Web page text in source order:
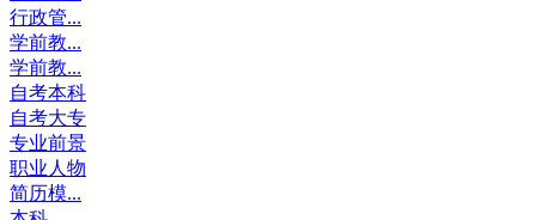
行政管...
学前教...
学前教...
自考本科
自考大专
专业前景
职业人物
简历模...